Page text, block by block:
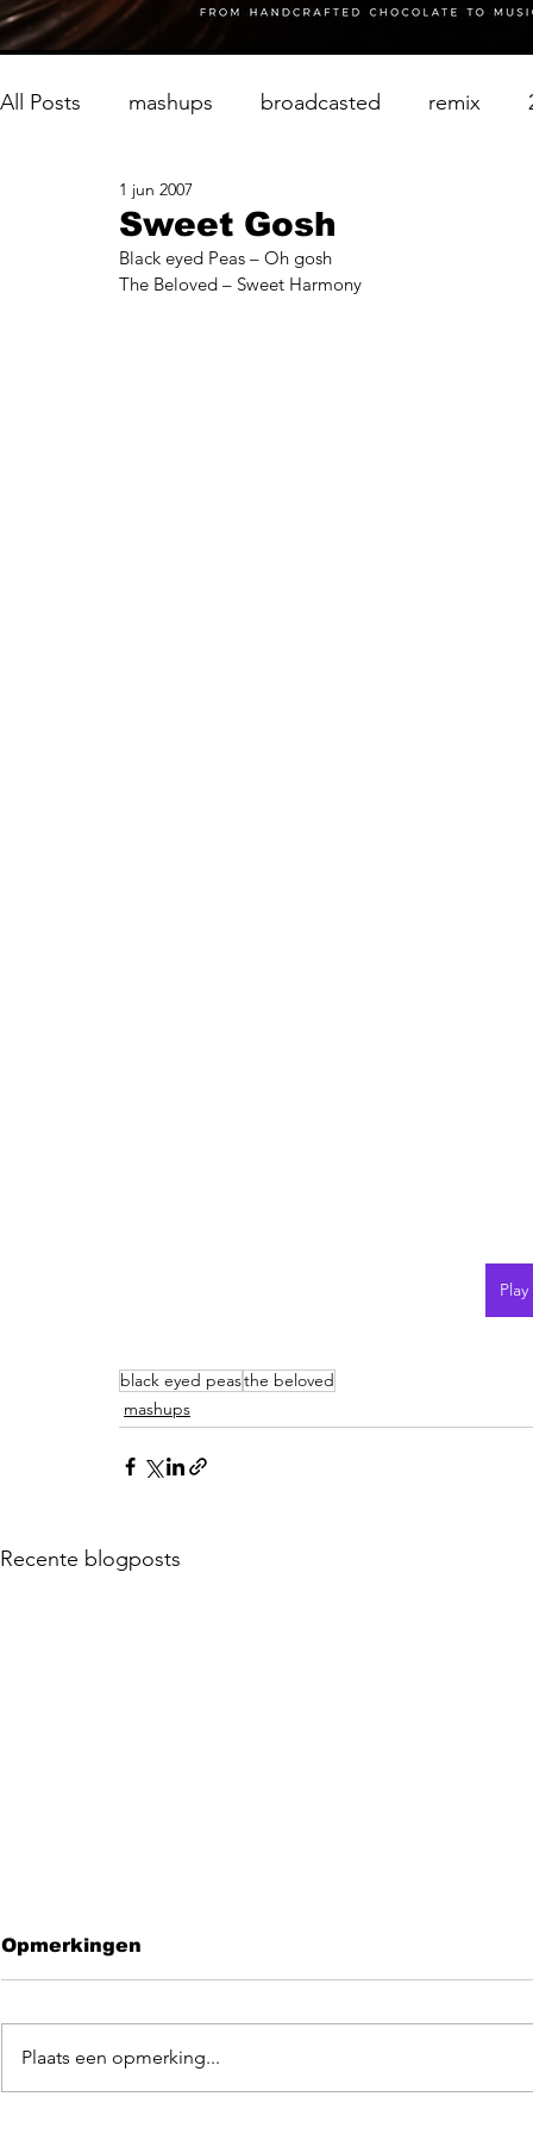
All Posts mashups broadcasted remix
Sweet Gosh
1 jun 2007
Black eyed Peas – Oh gosh
The Beloved – Sweet Harmony
black eyed peasthe beloved
mashups
Recente blogposts
Leave
Opmerkingen
Plaats een opmerking...